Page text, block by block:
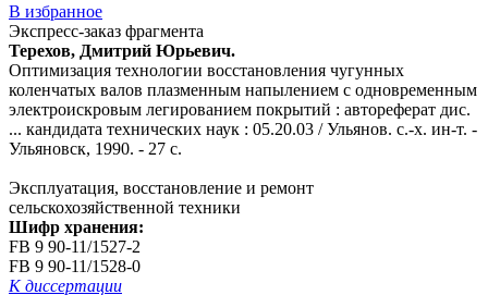
В избранное
Экспресс-заказ фрагмента
Терехов, Дмитрий Юрьевич.
Оптимизация технологии восстановления чугунных
коленчатых валов плазменным напылением с одновременным
электроискровым легированием покрытий : автореферат дис.
... кандидата технических наук : 05.20.03 / Ульянов. с.-х. ин-т. -
Ульяновск, 1990. - 27 с.
Эксплуатация, восстановление и ремонт
сельскохозяйственной техники
Шифр хранения:
FB 9 90-11/1527-2
FB 9 90-11/1528-0
К диссертации